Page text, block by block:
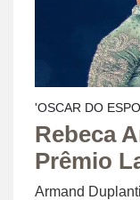
'OSCAR DO
Rebeca
Prêmio
Armand